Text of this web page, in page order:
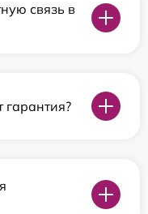
связь в
гарантия?